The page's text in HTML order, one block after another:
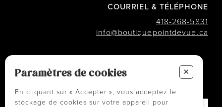
COURRIEL & TÉLÉPHONE
418-268-5831
info@boutiquepointdevue.ca
INFOLETTRE
Des conseils ? Les tendances ?
Paramètres de cookies +
En cliquant sur « Accepter », vous acceptez le
stockage de cookies sur votre appareil pour